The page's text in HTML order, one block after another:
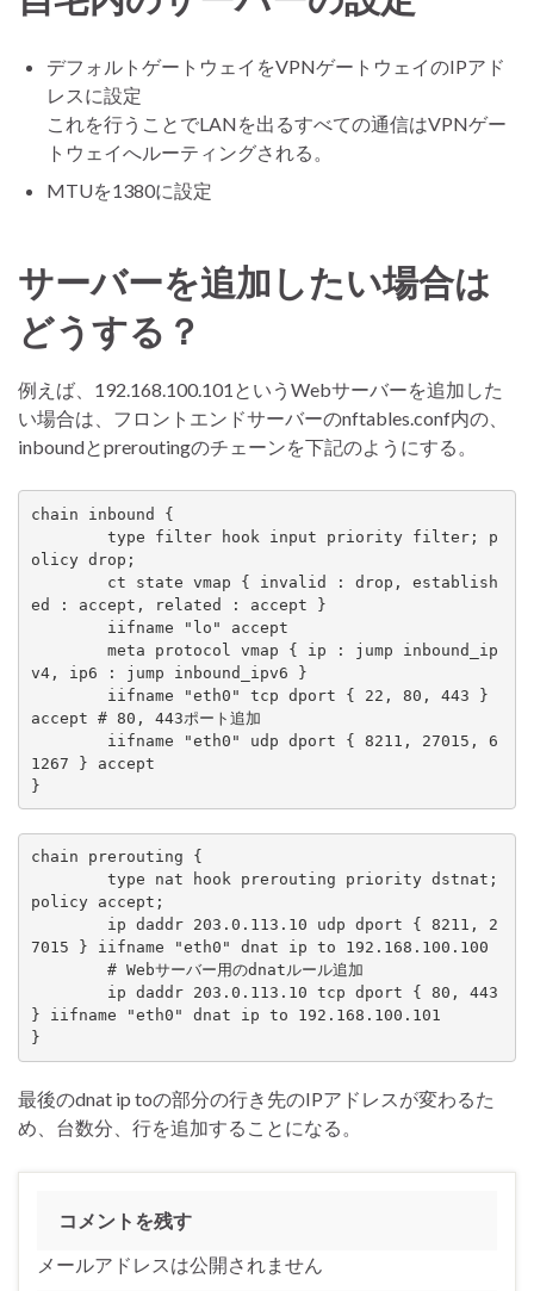
デフォルトゲートウェイをVPNゲートウェイのIPアド
レスに設定
これを行うことでLANを出るすべての通信はVPNゲー
トウェイへルーティングされる。
MTUを1380に設定
サーバーを追加したい場合は
どうする？
例えば、192.168.100.101というWebサーバーを追加した
い場合は、フロントエンドサーバーのnftables.conf内の、
inboundとpreroutingのチェーンを下記のようにする。
chain inbound {
olicy drop;
ed : accept, related : accept }
v4, ip6 : jump inbound_ipv6 }
accept # 80, 443ポート追加
1267 } accept
}
chain prerouting {
policy accept;
7015 } iifname "eth0" dnat ip to 192.168.100.100
} iifname "eth0" dnat ip to 192.168.100.101
}
最後のdnat ip toの部分の行き先のIPアドレスが変わるた
め、台数分、行を追加することになる。
コメントを残す
メールアドレスは公開されません